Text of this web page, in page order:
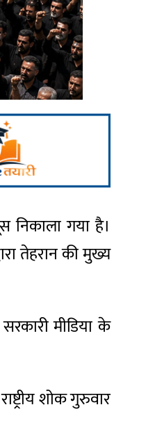
गया है।
तेहरान की मुख्य
मीडिया के
शोक गुरुवार